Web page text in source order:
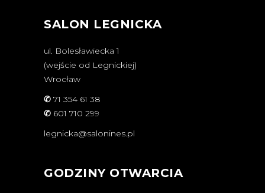
SALON LEGNICKA
ul. Bolesławiecka 1
(wejście od Legnickiej)
Wrocław
✆ 71 354 61 38
✆ 601 710 299
legnicka@salonines.pl
GODZINY OTWARCIA